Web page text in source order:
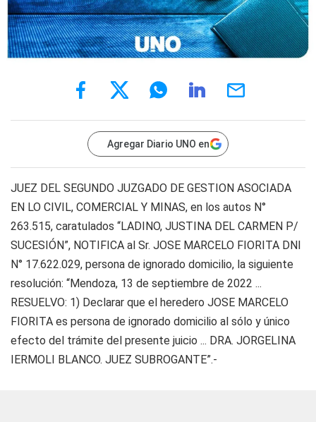
Agregar Diario UNO en
JUEZ DEL SEGUNDO JUZGADO DE GESTION ASOCIADA
EN LO CIVIL, COMERCIAL Y MINAS, en los autos N°
263.515, caratulados “LADINO, JUSTINA DEL CARMEN P/
SUCESIÓN”, NOTIFICA al Sr. JOSE MARCELO FIORITA DNI
N° 17.622.029, persona de ignorado domicilio, la siguiente
resolución: “Mendoza, 13 de septiembre de 2022 ...
RESUELVO: 1) Declarar que el heredero JOSE MARCELO
FIORITA es persona de ignorado domicilio al sólo y único
efecto del trámite del presente juicio ... DRA. JORGELINA
IERMOLI BLANCO. JUEZ SUBROGANTE”.-